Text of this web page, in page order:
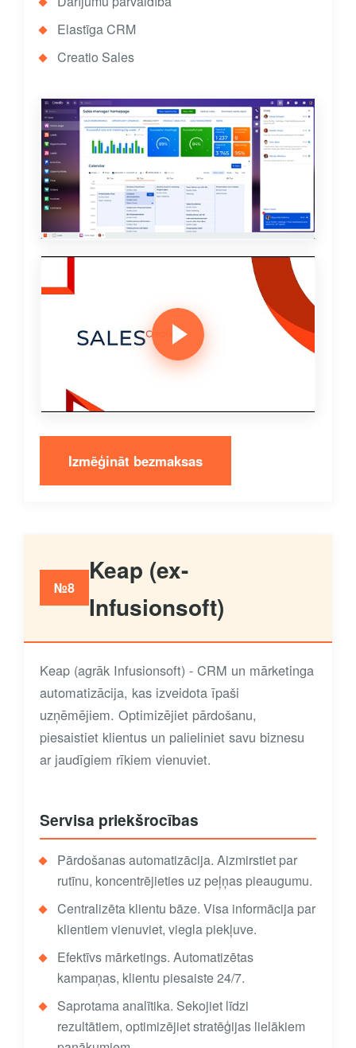
Elastīga CRM
Creatio Sales
Izmēģināt bezmaksas
№8
Keap (ex-
Infusionsoft)
Keap (agrāk Infusionsoft) - CRM un mārketinga
automatizācija, kas izveidota īpaši
uzņēmējiem. Optimizējiet pārdošanu,
piesaistiet klientus un palieliniet savu biznesu
ar jaudīgiem rīkiem vienuviet.
Servisa priekšrocības
Pārdošanas automatizācija. Aizmirstiet par
rutīnu, koncentrējieties uz peļņas pieaugumu.
Centralizēta klientu bāze. Visa informācija par
klientiem vienuviet, viegla piekļuve.
Efektīvs mārketings. Automatizētas
kampaņas, klientu piesaiste 24/7.
Saprotama analītika. Sekojiet līdzi
rezultātiem, optimizējiet stratēģijas lielākiem